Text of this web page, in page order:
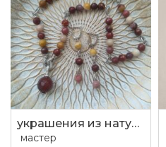
украшения из натуральных камней
мастер